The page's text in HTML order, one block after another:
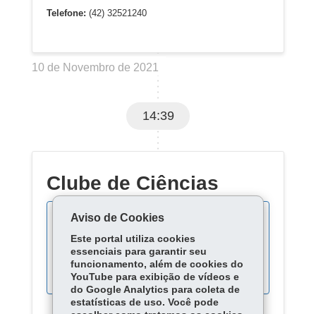
Telefone: (42) 32521240
10 de Novembro de 2021
14:39
Clube de Ciências
Acompanhe as fases do
processo:
Aviso de Cookies
Este portal utiliza cookies
essenciais para garantir seu
funcionamento, além de cookies do
YouTube para exibição de vídeos e
do Google Analytics para coleta de
estatísticas de uso. Você pode